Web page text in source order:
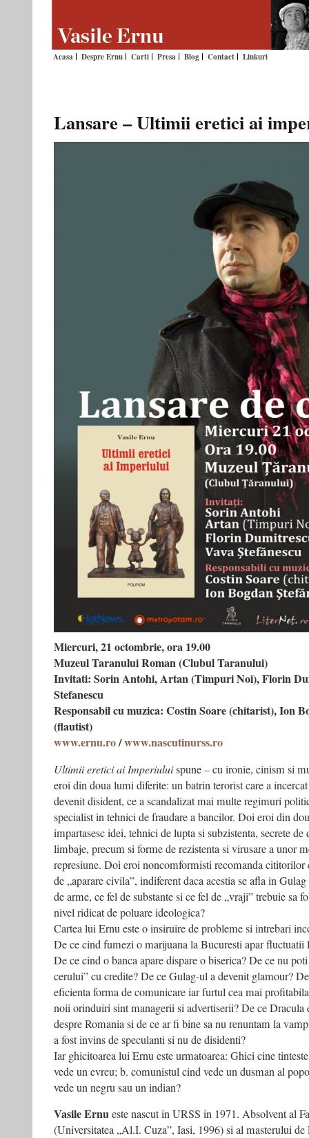
Acasa Despre Ernu Carti Presa Blog Contact Linkuri
Lansare – Ultimii eretici ai
Miercuri, 21 octombrie, ora 19.00
Muzeul Taranului Roman (Clubul Taranului)
Invitati: Sorin Antohi, Artan (Timpuri Noi), Florin
Stefanescu
Responsabil cu muzica: Costin Soare (chitarist), Ion
(flautist)
www.ernu.ro/www.nascutinurss.ro
Ultimii eretici ai Imperiuluispune – cu ironie, cinism si
eroi din doua lumi diferite: un batrin terorist care a
devenit disident, ce a scandalizat mai multe regimuri
specialist in tehnici de fraudare a bancilor. Doi eroi din
impartasesc idei, tehnici de lupta si subzistenta, secrete de
limbaje, precum si forme de rezistenta si virusare a unor
represiune. Doi eroi noncomformisti recomanda cititorilor
de „aparare civila”, indiferent daca acestia se afla in
de arme, ce fel de substante si ce fel de „vraji” trebuie sa
nivel ridicat de poluare ideologica?
Cartea lui Ernu este o insiruire de probleme si intrebari
De ce cind fumezi o marijuana la Bucuresti apar fluctuatii
De ce cind o banca apare dispare o biserica? De ce nu
cerului” cu credite? De ce Gulag-ul a devenit glamour?
eficienta forma de comunicare iar furtul cea mai
noii orinduiri sint managerii si advertiserii? De ce Dracula
despre Romania si de ce ar fi bine sa nu renuntam la
a fost invins de speculanti si nu de disidenti?
Iar ghicitoarea lui Ernu este urmatoarea: Ghici cine
vede un evreu; b. comunistul cind vede un dusman al
vede un negru sau un indian?
Vasile Ernueste nascut in URSS in 1971. Absolvent al
(Universitatea „Al.I. Cuza”, Iasi, 1996) si al masterului